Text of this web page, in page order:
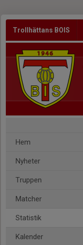
Trollhättans BOIS
Hem
Nyheter
Truppen
Matcher
Statistik
Kalender